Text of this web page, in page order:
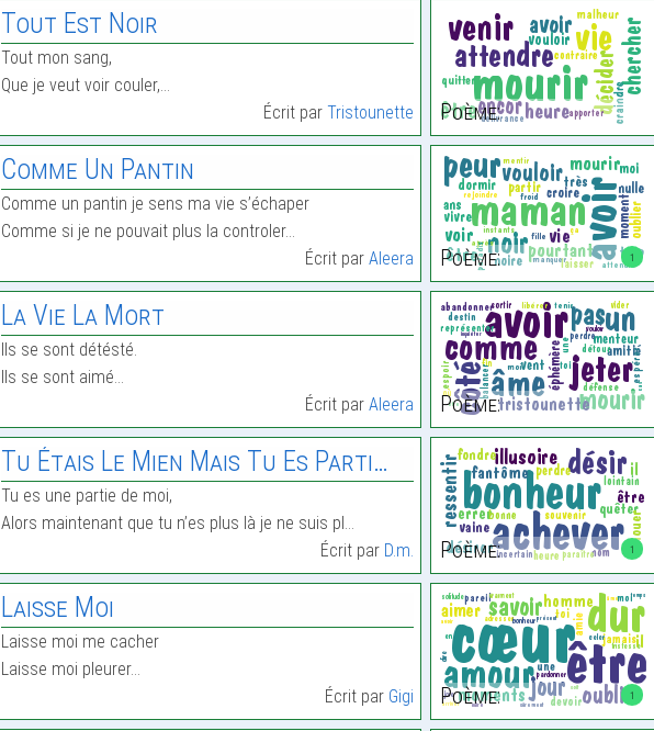
Tout Est Noir
Tout mon sang,
Que je veut voir couler,…
Écrit parTristounette Poème:
Comme Un Pantin
Comme un pantin je sens ma vie s’échaper
Comme si je ne pouvait plus la controler…
Écrit parAleera 1
Poème:
La Vie La Mort
Ils se sont détésté.
Ils se sont aimé…
Écrit parAleera Poème:
Tu Étais Le Mien Mais Tu Es Parti…
Tu es une partie de moi,
Alors maintenant que tu n’es plus là je ne suis pl…
Écrit par D.m. 1
Poème:
Laisse Moi
Laisse moi me cacher
Laisse moi pleurer…
Écrit par Gigi 1
Poème: